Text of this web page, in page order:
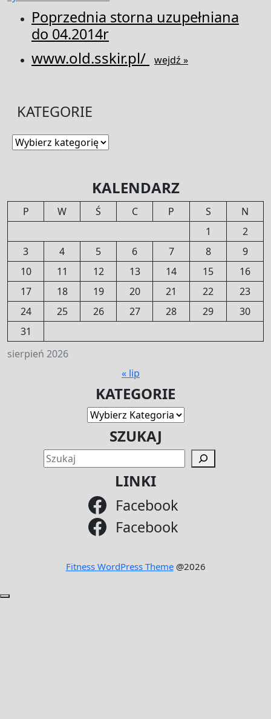
Poprzednia storna uzupełniana
do 04.2014r
www.old.sskir.pl/ wejdź »
KATEGORIE
Kategorie
KALENDARZ
sierpień 2026
P W Ś C P S
N
1
2
3
4 5 6 7 8
9
10
11 12 13 14 15
16
17
18 19 20 21 22
23
24
25 26 27 28 29
30
31
« lip
KATEGORIE
Kategorie
SZUKAJ
LINKI
Facebook
Facebook
Fitness WordPress Theme@2026